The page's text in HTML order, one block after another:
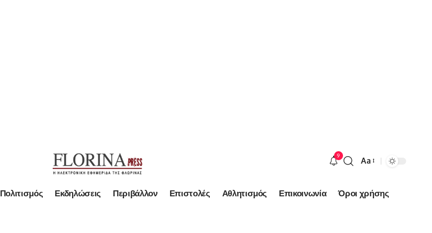
9
Font
Aa
Πολιτισμός Εκδηλώσεις Περιβάλλον Επιστολές Αθλητισμός Επικοινωνία Όροι χρήσης